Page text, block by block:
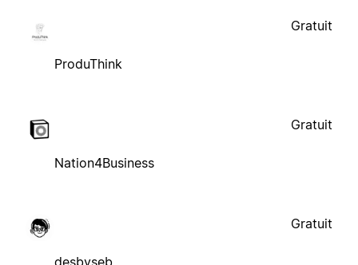
ProduThink
Gratuit
Nation4Business
Gratuit
desbyseb
Gratuit